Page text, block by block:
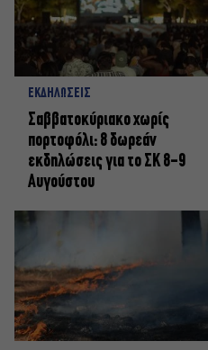
ΕΚΔΗΛΩΣΕΙΣ
Σαββατοκύριακο χωρίς
πορτοφόλι: 8 δωρεάν
εκδηλώσεις για το ΣΚ 8-9
Αυγούστου